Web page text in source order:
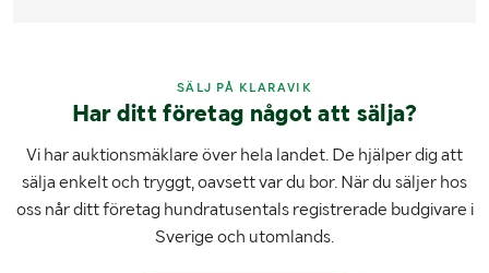
SÄLJ PÅ KLARAVIK
Har ditt företag något att sälja?
Vi har auktionsmäklare över hela landet. De hjälper dig att
sälja enkelt och tryggt, oavsett var du bor. När du säljer hos
oss når ditt företag hundratusentals registrerade budgivare i
Sverige och utomlands.